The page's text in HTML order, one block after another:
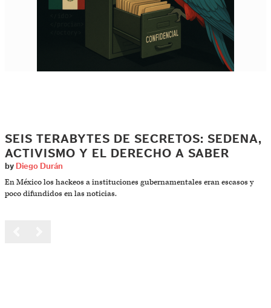
SEIS TERABYTES DE SECRETOS: SEDENA,
ACTIVISMO Y EL DERECHO A SABER
by Diego Durán
En México los hackeos a instituciones gubernamentales eran escasos y
poco difundidos en las noticias.